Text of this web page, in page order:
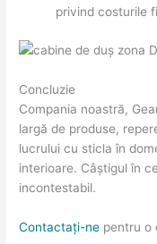
privind costurile
Concluzie
Compania noastră,
largă de produse,
lucrului cu sticla în
interioare. Câștigul în
incontestabil.
Contactați-ne pentru o